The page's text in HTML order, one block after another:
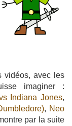
vidéos, avec les
imaginer :
Indiana Jones,
, Neo
par la suite